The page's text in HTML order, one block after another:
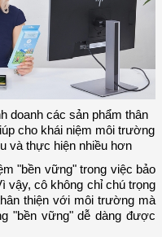
doanh các sản phẩm thân
cho khái niệm môi trường
và thực hiện nhiều hơn
"bền vững" trong việc bảo
vậy, cô không chỉ chú trọng
thiện với môi trường mà
"bền vững" dễ dàng được